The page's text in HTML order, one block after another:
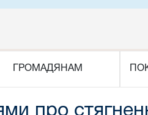
ГРОМАДЯНАМ
про